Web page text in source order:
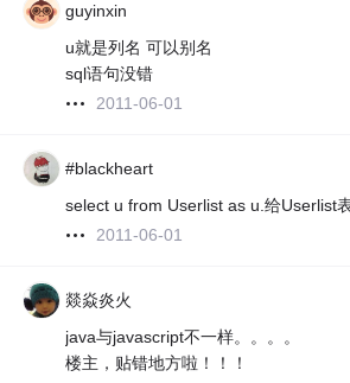
guyinxin
u就是列名 可以别名
sql语句没错
2011-06-01
#blackheart
select u from Userlist as u.给Userlist
2011-06-01
燚焱炎火
java与javascript不一样。。。。
楼主，贴错地方啦！！！